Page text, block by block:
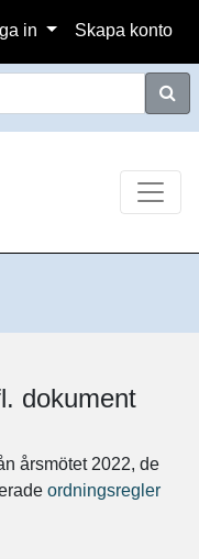
in Skapa konto
Sök
dokument
årsmötet 2022, de
ordningsregler